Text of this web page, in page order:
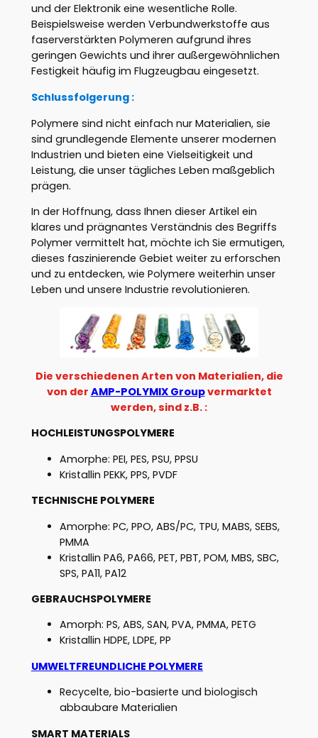
und der Elektronik eine wesentliche Rolle.
Beispielsweise werden Verbundwerkstoffe aus
faserverstärkten Polymeren aufgrund ihres
geringen Gewichts und ihrer außergewöhnlichen
Festigkeit häufig im Flugzeugbau eingesetzt.
Schlussfolgerung :
Polymere sind nicht einfach nur Materialien, sie
sind grundlegende Elemente unserer modernen
Industrien und bieten eine Vielseitigkeit und
Leistung, die unser tägliches Leben maßgeblich
prägen.
In der Hoffnung, dass Ihnen dieser Artikel ein
klares und prägnantes Verständnis des Begriffs
Polymer vermittelt hat, möchte ich Sie ermutigen,
dieses faszinierende Gebiet weiter zu erforschen
und zu entdecken, wie Polymere weiterhin unser
Leben und unsere Industrie revolutionieren.
Die verschiedenen Arten von Materialien, die
von der AMP-POLYMIX Groupvermarktet
werden, sind z.B. :
HOCHLEISTUNGSPOLYMERE
Amorphe: PEI, PES, PSU, PPSU
Kristallin PEKK, PPS, PVDF
TECHNISCHE POLYMERE
Amorphe: PC, PPO, ABS/PC, TPU, MABS, SEBS,
PMMA
Kristallin PA6, PA66, PET, PBT, POM, MBS, SBC,
SPS, PA11, PA12
GEBRAUCHSPOLYMERE
Amorph: PS, ABS, SAN, PVA, PMMA, PETG
Kristallin HDPE, LDPE, PP
UMWELTFREUNDLICHE POLYMERE
Recycelte, bio-basierte und biologisch
abbaubare Materialien
SMART MATERIALS